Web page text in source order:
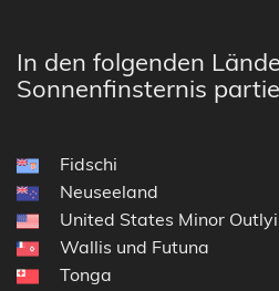
In den folgenden
Sonnenfinsternis
Fidschi
Neuseeland
United States Minor
Wallis und Futuna
Tonga